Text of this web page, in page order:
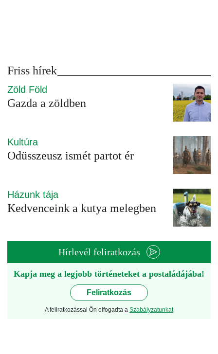
Friss hírek
Zöld Föld
Gazda a zöldben
Kultúra
Odüsszeusz ismét partot ér
Házunk tája
Kedvenceink a kutya melegben
Hírlevél feliratkozás
Kapja meg a legjobb történeteket a postaládájába!
Feliratkozás
A feliratkozással Ön elfogadta a Szabályzatunkat